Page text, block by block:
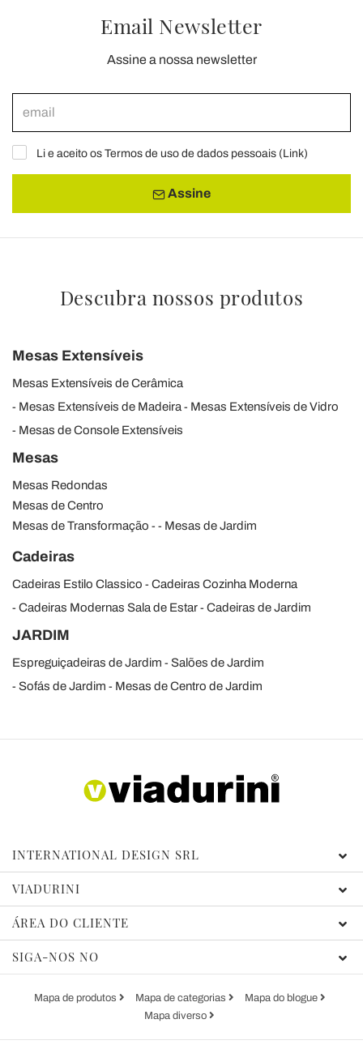
Email Newsletter
Assine a nossa newsletter
Li e aceito os Termos de uso de dados pessoais (Link)
Assine
Descubra nossos produtos
Mesas Extensíveis
Mesas Extensíveis de Cerâmica
Mesas Extensíveis de Madeira
Mesas Extensíveis de Vidro
Mesas de Console Extensíveis
Mesas
Mesas Redondas
Mesas de Centro
Mesas de Transformação
Mesas de Jardim
Cadeiras
Cadeiras Estilo Classico
Cadeiras Cozinha Moderna
Cadeiras Modernas Sala de Estar
Cadeiras de Jardim
JARDIM
Espreguiçadeiras de Jardim
Salões de Jardim
Sofás de Jardim
Mesas de Centro de Jardim
INTERNATIONAL DESIGN SRL
VIADURINI
ÁREA DO CLIENTE
SIGA-NOS NO
Mapa de produtos Mapa de categorias
Mapa do blogue
Mapa diverso